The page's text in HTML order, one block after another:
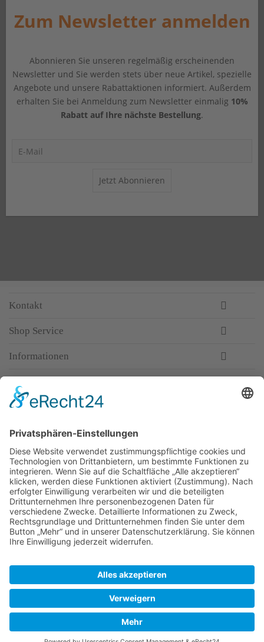
Zum Newsletter anmelden
Abonnieren Sie unseren regelmäßig erscheinenden
Newsletter und Sie werden stets über neue Artikel, spezielle
Angebote und unsere Rabattaktionen informiert. Außerdem
erhalten Sie bei Anmeldung zum Newsletter einmalig 10%
Rabatt auf Ihre nächste Bestellung.
Jetzt Abonnieren
Kontakt
Shop Service
Informationen
Top-Anbieter
Spitzenqualität
Kompetente Beratung
Partner
* Alle Preise inkl. gesetzl. Mehrwertsteuer, inkl. Versandkosten
Warum WACCEX?
Allgemeine Geschäftsbedingungen und Kundeninformationen
Impressum